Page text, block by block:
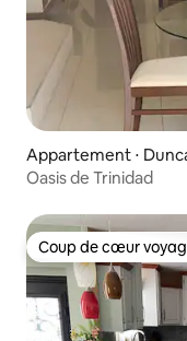
Appartement ⋅
Oasis de Trinidad
Coup de cœur
Coup de cœur